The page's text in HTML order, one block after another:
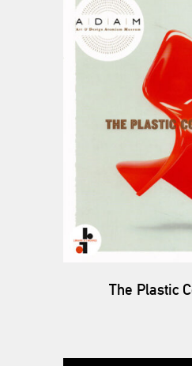
The Plastic